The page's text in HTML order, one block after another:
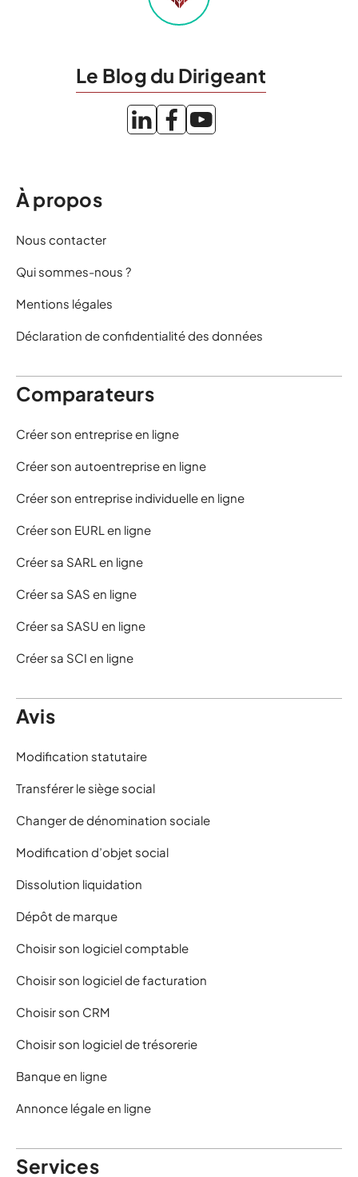
Le Blog du Dirigeant
À propos
Nous contacter
Qui sommes-nous ?
Mentions légales
Déclaration de confidentialité des données
Comparateurs
Créer son entreprise en ligne
Créer son autoentreprise en ligne
Créer son entreprise individuelle en ligne
Créer son EURL en ligne
Créer sa SARL en ligne
Créer sa SAS en ligne
Créer sa SASU en ligne
Créer sa SCI en ligne
Avis
Modification statutaire
Transférer le siège social
Changer de dénomination sociale
Modification d’objet social
Dissolution liquidation
Dépôt de marque
Choisir son logiciel comptable
Choisir son logiciel de facturation
Choisir son CRM
Choisir son logiciel de trésorerie
Banque en ligne
Annonce légale en ligne
Services